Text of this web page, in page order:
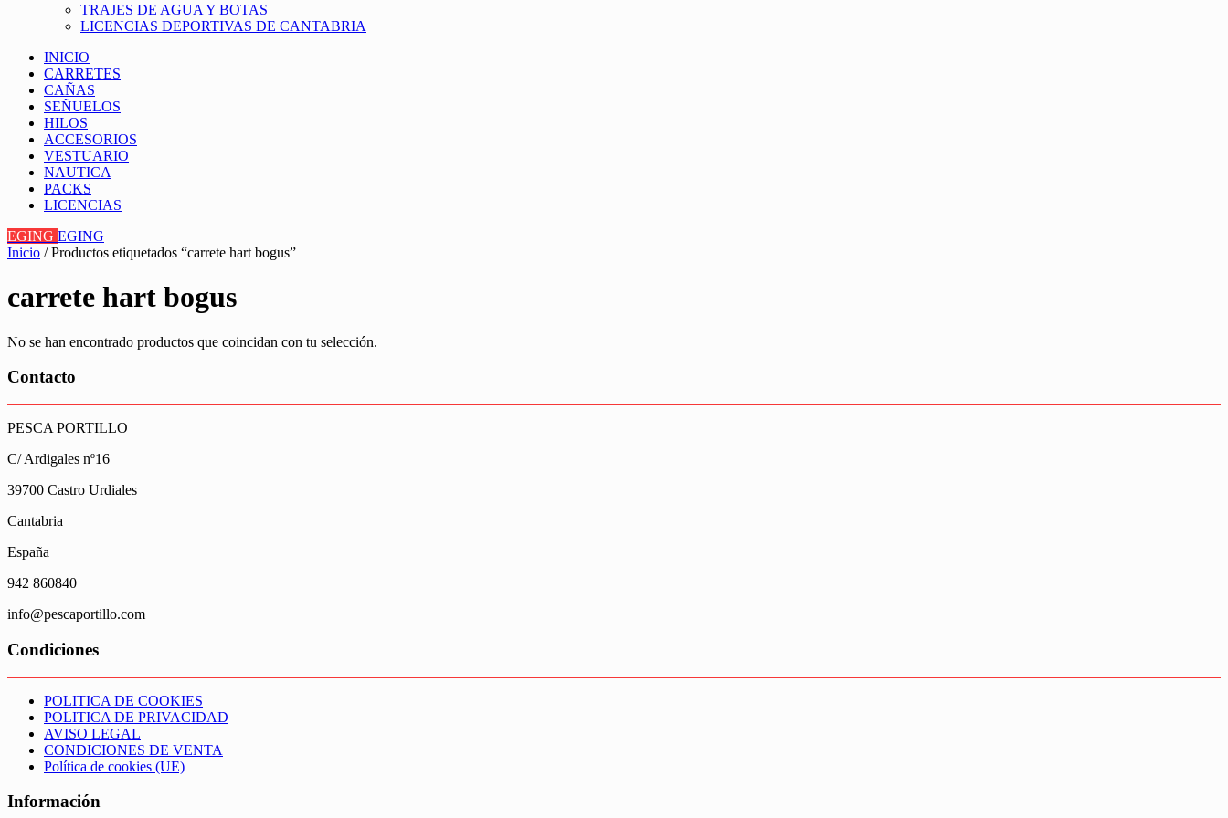
TRAJES DE AGUA Y BOTAS
LICENCIAS DEPORTIVAS DE CANTABRIA
INICIO
CARRETES
CAÑAS
SEÑUELOS
HILOS
ACCESORIOS
VESTUARIO
NAUTICA
PACKS
LICENCIAS
EGING EGING
Inicio / Productos etiquetados “carrete hart bogus”
carrete hart bogus
No se han encontrado productos que coincidan con tu selección.
Contacto
PESCA PORTILLO
C/ Ardigales nº16
39700 Castro Urdiales
Cantabria
España
942 860840
info@pescaportillo.com
Condiciones
POLITICA DE COOKIES
POLITICA DE PRIVACIDAD
AVISO LEGAL
CONDICIONES DE VENTA
Política de cookies (UE)
Información